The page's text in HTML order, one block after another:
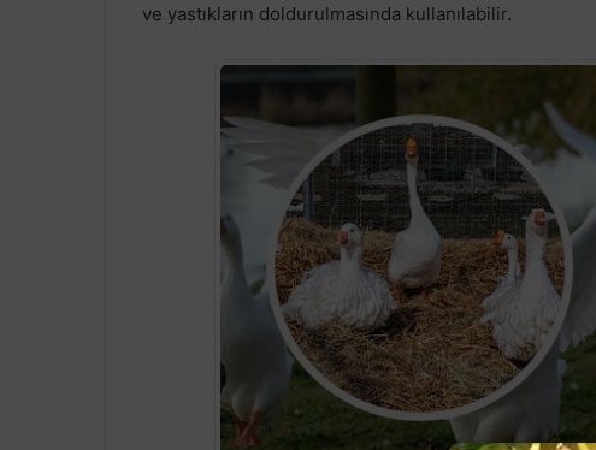
ve yastıkların doldurulmasında kullanılabilir.